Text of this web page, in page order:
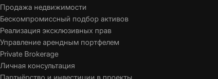
Продажа недвижимости
Бескомпромиссный подбор активов
Реализация эксклюзивных прав
Управление арендным портфелем
Private Brokerage
Личная консультация